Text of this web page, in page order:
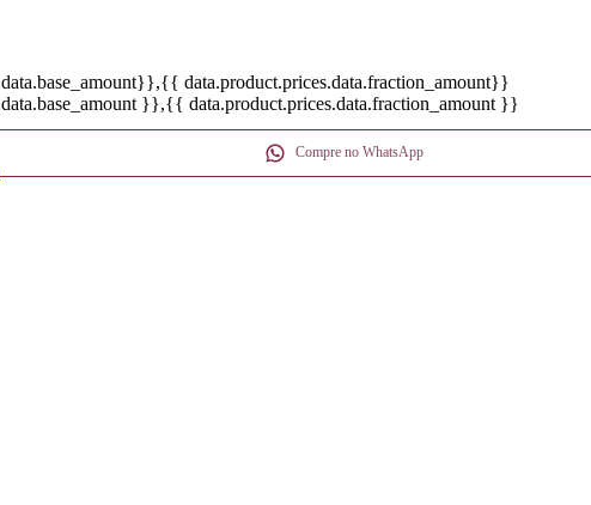
,{{ data.product.prices.data.fraction_amount}}
}},{{ data.product.prices.data.fraction_amount }}
Compre no WhatsApp